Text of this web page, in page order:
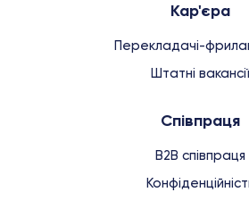
Кар'єра
Перекладачі-
Штатні вакансії
Співпраця
B2B співпраця